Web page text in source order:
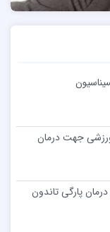
ورزشی جهت درمان
پارگی تاندون